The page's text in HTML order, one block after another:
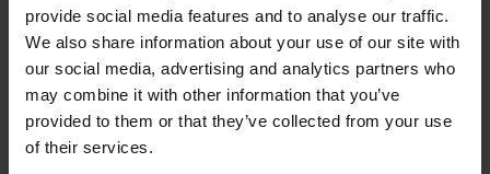
provide social media features and to analyse our traffic.
We also share information about your use of our site with
our social media, advertising and analytics partners who
may combine it with other information that you’ve
provided to them or that they’ve collected from your use
of their services.